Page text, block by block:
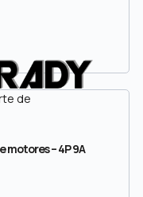
– 4P 9A